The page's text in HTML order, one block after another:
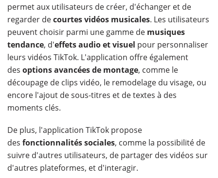
permet aux utilisateurs de créer, d'échanger et de
regarder decourtes vidéos musicales. Les utilisateurs
peuvent choisir parmi une gamme de musiques
tendance, d'effets audio et visuel pour personnaliser
leurs vidéos TikTok. L'application offre également
des options avancées de montage, comme le
découpage de clips vidéo, le remodelage du visage, ou
encore l'ajout de sous-titres et de textes à des
moments clés.
De plus, l'application TikTok propose
des fonctionnalités sociales, comme la possibilité de
suivre d'autres utilisateurs, de partager des vidéos sur
d'autres plateformes, et d'interagir.